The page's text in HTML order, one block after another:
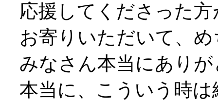
応援してくださった
お寄りいただいて、
みなさん本当にあり
本当に、こういう時